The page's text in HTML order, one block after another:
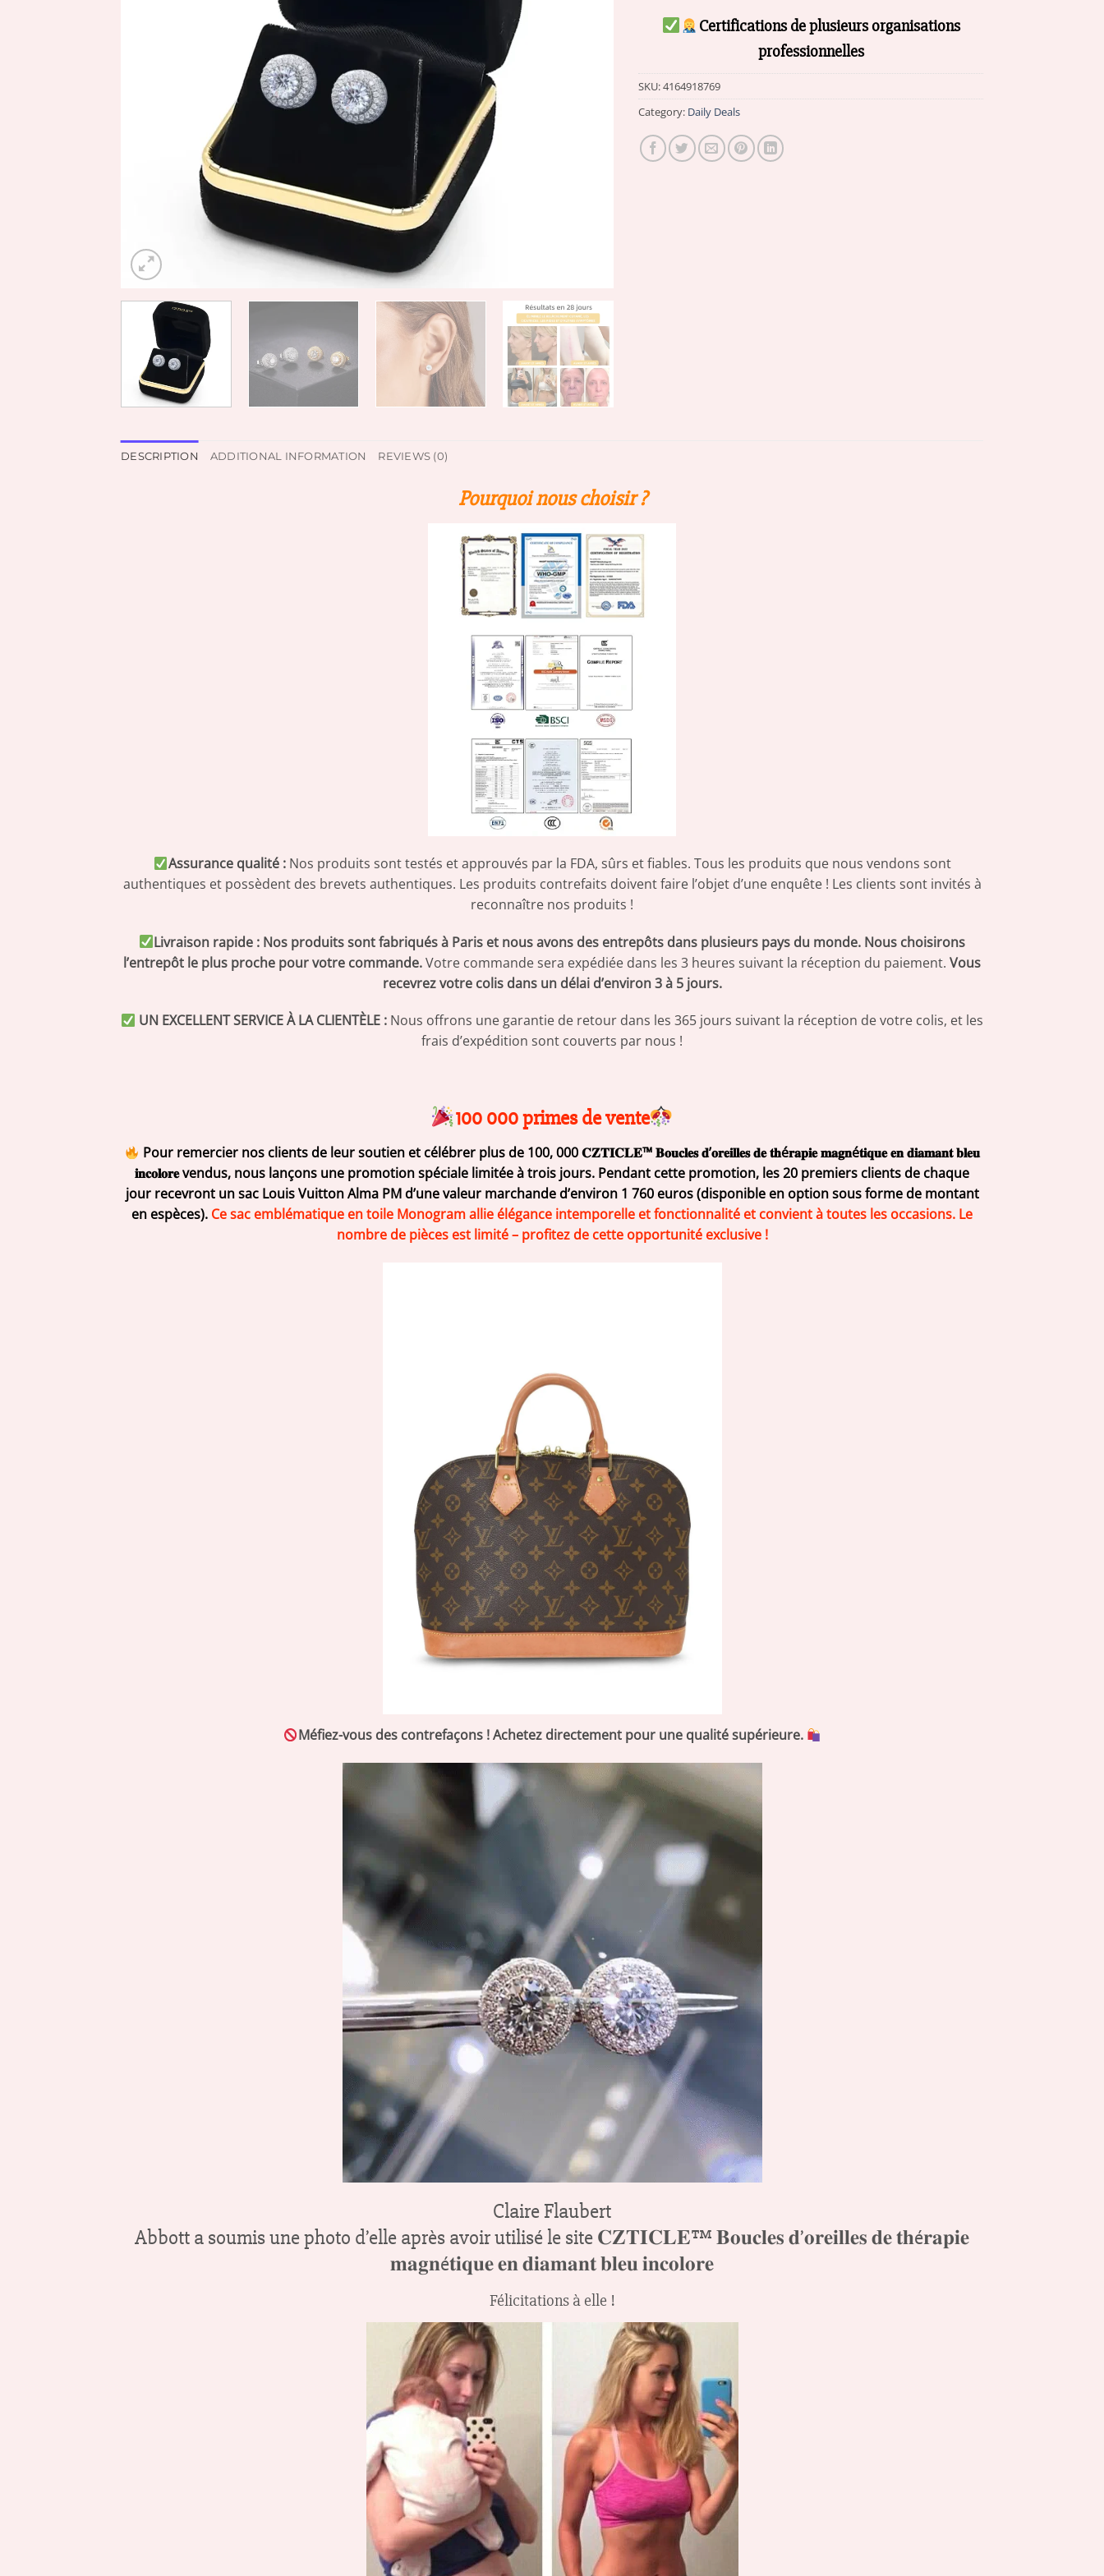
Certifications de plusieurs organisations
professionnelles
SKU:4164918769
Category: Daily Deals
DESCRIPTION ADDITIONAL INFORMATION REVIEWS (0)
Pourquoi nous choisir ?
Assurance qualité :Nos produits sont testés et approuvés par la FDA, sûrs et fiables. Tous les produits que nous vendons sont
authentiques et possèdent des brevets authentiques. Les produits contrefaits doivent faire l’objet d’une enquête ! Les clients sont invités à
reconnaître nos produits !
Livraison rapide : Nos produits sont fabriqués à Paris et nous avons des entrepôts dans plusieurs pays du monde. Nous choisirons
l’entrepôt le plus proche pour votre commande.Votre commande sera expédiée dans les 3 heures suivant la réception du paiement. Vous
recevrez votre colis dans un délai d’environ 3 à 5 jours.
UN EXCELLENT SERVICE À LA CLIENTÈLE : Nous offrons une garantie de retour dans les 365 jours suivant la réception de votre colis, et les
frais d’expédition sont couverts par nous !
100 000 primes de vente
Pour remercier nos clients de leur soutien et célébrer plus de 100, 000 𝐂𝐙𝐓𝐈𝐂𝐋𝐄™ 𝐁𝐨𝐮𝐜𝐥𝐞𝐬 𝐝’𝐨𝐫𝐞𝐢𝐥𝐥𝐞𝐬 𝐝𝐞 𝐭𝐡é𝐫𝐚𝐩𝐢𝐞 𝐦𝐚𝐠𝐧é𝐭𝐢𝐪𝐮𝐞 𝐞𝐧 𝐝𝐢𝐚𝐦𝐚𝐧𝐭 𝐛𝐥𝐞𝐮
𝐢𝐧𝐜𝐨𝐥𝐨𝐫𝐞 vendus, nous lançons une promotion spéciale limitée à trois jours. Pendant cette promotion, les 20 premiers clients de chaque
jour recevront un sac Louis Vuitton Alma PM d’une valeur marchande d’environ 1 760 euros (disponible en option sous forme de montant
en espèces). Ce sac emblématique en toile Monogram allie élégance intemporelle et fonctionnalité et convient à toutes les occasions. Le
nombre de pièces est limité – profitez de cette opportunité exclusive !
Méfiez-vous des contrefaçons ! Achetez directement pour une qualité supérieure.
Claire Flaubert
Abbott a soumis une photo d’elle après avoir utilisé le site 𝐂𝐙𝐓𝐈𝐂𝐋𝐄™ 𝐁𝐨𝐮𝐜𝐥𝐞𝐬 𝐝’𝐨𝐫𝐞𝐢𝐥𝐥𝐞𝐬 𝐝𝐞 𝐭𝐡é𝐫𝐚𝐩𝐢𝐞
𝐦𝐚𝐠𝐧é𝐭𝐢𝐪𝐮𝐞 𝐞𝐧 𝐝𝐢𝐚𝐦𝐚𝐧𝐭 𝐛𝐥𝐞𝐮 𝐢𝐧𝐜𝐨𝐥𝐨𝐫𝐞
Félicitations à elle !